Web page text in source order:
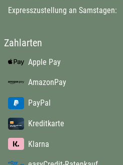
Expresszustellung an Samstagen:
Zahlarten
Apple Pay
AmazonPay
PayPal
Kreditkarte
Klarna